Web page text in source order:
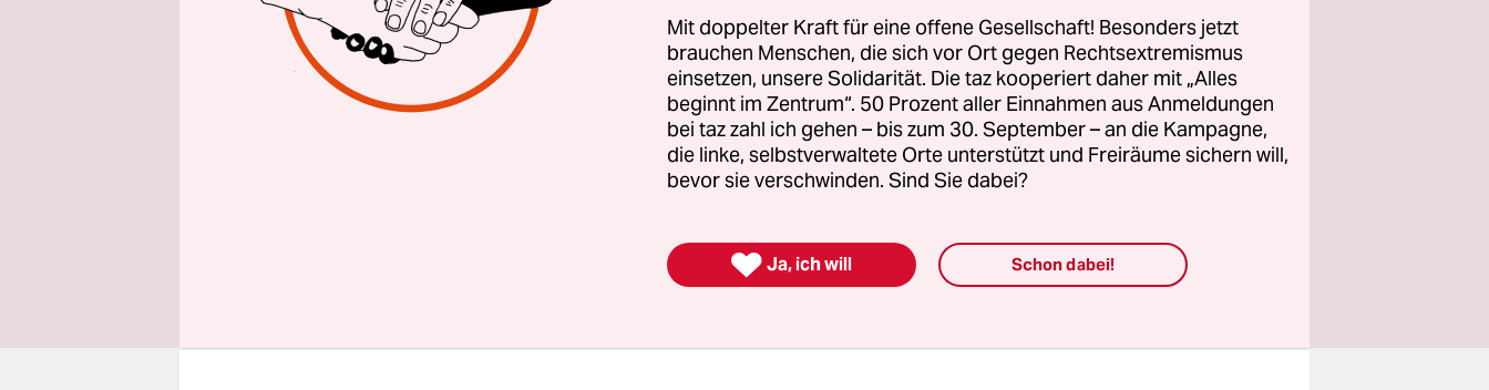
der Kanarischen Inseln. Zudem fürchten viele Menschen in der Region
einen Imageschaden für die Inseln, die vor allem vom Tourismus
leben. Die Regionalregierung der Kanaren sprach sich gegen die
Bohrpläne aus und setzt ein Referendum an. Auf Antrag der
Zentralregierung verbot jedoch das spanische Verfassungsgericht die
Abstimmung. Madrid steht dem Vorhaben von Repsol positiv
Mit doppelter Kraft für eine offene Gesellschaft! Besonders jetzt
brauchen Menschen, die sich vor Ort gegen Rechtsextremismus
einsetzen, unsere Solidarität. Die taz kooperiert daher mit „Alles
beginnt im Zentrum“. 50 Prozent aller Einnahmen aus Anmeldungen
bei taz zahl ich gehen – bis zum 30. September – an die Kampagne,
die linke, selbstverwaltete Orte unterstützt und Freiräume sichern will,
bevor sie verschwinden. Sind Sie dabei?
 Ja, ich will Schon dabei!